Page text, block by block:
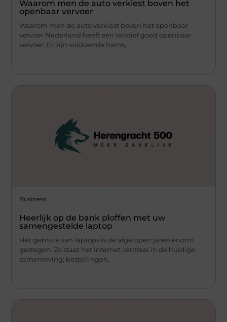
Waarom men de auto verkiest boven het
openbaar vervoer
Waarom men de auto verkiest boven het openbaar
vervoer Nederland heeft een relatief goed openbaar
vervoer. Er zijn voldoende trams,
Business
Heerlijk op de bank ploffen met uw
samengestelde laptop
Het gebruik van laptops is de afgelopen jaren enorm
gestegen. Zo staat het internet centraal in de huidige
samenleving; bestellingen,